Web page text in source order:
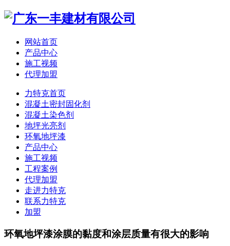
网站首页
产品中心
施工视频
代理加盟
力特克首页
混凝土密封固化剂
混凝土染色剂
地坪光亮剂
环氧地坪漆
产品中心
施工视频
工程案例
代理加盟
走进力特克
联系力特克
加盟
环氧地坪漆涂膜的黏度和涂层质量有很大的影响